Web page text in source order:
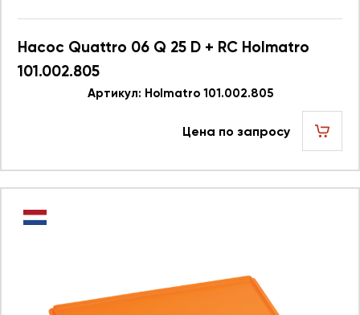
Насос Quattro 06 Q 25 D + RC Holmatro
101.002.805
Артикул: Holmatro 101.002.805
Цена по запросу